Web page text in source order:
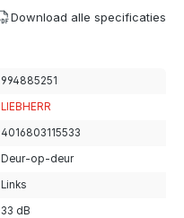
Download alle specificaties
994885251
LIEBHERR
4016803115533
Deur-op-deur
Links
33 dB